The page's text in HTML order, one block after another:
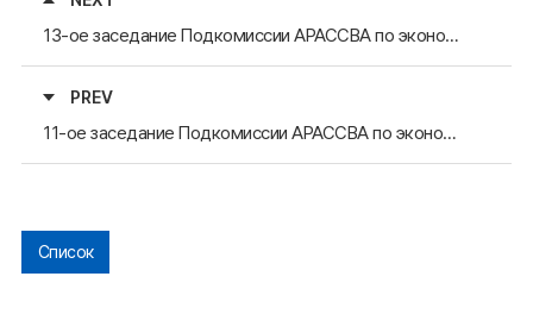
13-ое заседание Подкомиссии АРАССВА по экономике и гуманитарным обменам
PREV
11-ое заседание Подкомиссии АРАССВА по экономике и гуманитарным обменам 2015 г.
Список